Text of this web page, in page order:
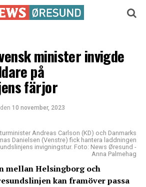
minister invigde
på
färjor
den 10 november, 2023
Andreas Carlson (KD) och Danmarks
Danielsen (Venstre) fick hantera laddningen
invigningstur. Foto: News Øresund -
Anna Palmehag
mellan Helsingborg och
kan framöver passa